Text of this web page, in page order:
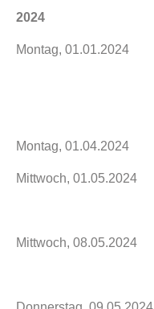
2024
Montag, 01.01.2024
Montag, 01.04.2024
Mittwoch, 01.05.2024
Mittwoch, 08.05.2024